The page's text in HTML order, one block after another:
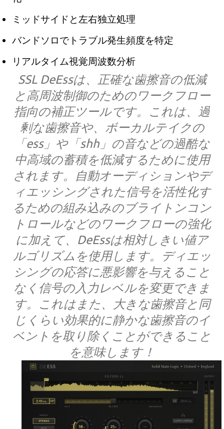
ミッドサイドと左右独立処理
バンドソロでトラブル発生頻度を特定
リアルタイム視覚周波数分析
SSL DeEssは、正確な歯擦音の低減
と高周波制御のためのワークフロー
指向の補正ツールです。これは、過
剰な歯擦音や、ボーカルテイクの
「ess」や「shh」の音などの過酷な
中高域の蓄積を低減するために使用
されます。自動オーディションやデ
ィエッシングされた信号を活性化す
るための組み込みのブライトンコン
トロールなどのワークフローの強化
に加えて、DeEssは相対しきい値ア
ルゴリズムを使用します。ディエッ
シングの応答に悪影響を与えること
なく信号の入力レベルを変更できま
す。これはまた、大きな歯擦音と同
じくらい効果的に静かな歯擦音のイ
ベントを取り除くことができること
を意味します！